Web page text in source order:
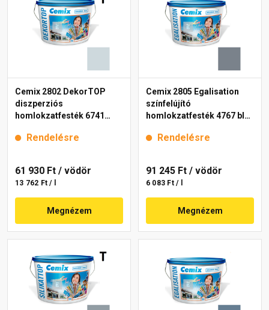
Cemix 2802 DekorTOP
diszperziós
homlokzatfesték 6741
Rendelésre
61 930 Ft / vödör
13 762 Ft / l
Megnézem
Cemix 2805 Egalisation
színfelújító
homlokzatfesték 4767 blue
Rendelésre
91 245 Ft / vödör
6 083 Ft / l
Megnézem